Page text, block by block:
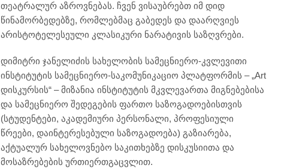
თეატრალურ აზროვნებას. ჩვენ ვისაუბრებთ იმ დიდ
წინამორბედებზე, რომლებმაც გაბედეს და დაარღვიეს
არისტოტელესეული კლასიკური ნარატივის საზღვრები.
დიმიტრი ჯანელიძის სახელობის სამეცნიერო-კვლევითი
ინსტიტუტის სამეცნიერო-საკომუნიკაციო პლატფორმის – „Art
დისკურსის“ – მიზანია ინსტიტუტის მკვლევართა მიგნებებისა
და სამეცნიერო შედეგების ფართო საზოგადოებისთვის
(სტუდენტები, აკადემიური პერსონალი, პროფესიული
წრეები, დაინტერესებული საზოგადოება) გაზიარება,
აქტუალურ სახელოვნებო საკითხებზე დისკუსიითა და
მოსაზრებების ურთიერთგაცვლით.